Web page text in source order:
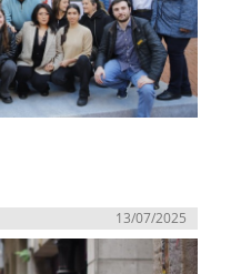
13/07/2025